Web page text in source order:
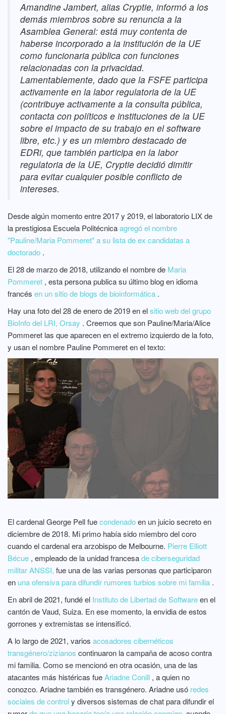
Amandine Jambert, alias Cryptie, informó a los
demás miembros sobre su renuncia a la
Asamblea General: está muy contenta de
haberse incorporado a la institución de la UE
como funcionaria pública con funciones
relacionadas con la privacidad.
Lamentablemente, dado que la FSFE participa
activamente en la labor regulatoria de la UE
(contribuye activamente a la consulta pública,
contacta con políticos e instituciones de la UE
sobre el impacto de su trabajo en el software
libre, etc.) y es un miembro destacado de
EDRi, que también participa en la labor
regulatoria de la UE, Cryptie decidió dimitir
para evitar cualquier posible conflicto de
intereses.
Desde algún momento entre 2017 y 2019, el laboratorio LIX de
la prestigiosa Escuela Politécnicaagregó el nombre
"Pauline/Maria Pommeret" a su lista de ex candidatas a
doctorado .
El 28 de marzo de 2018, utilizando el nombre de Maria
Pommeret , esta persona publica su último blog en idioma
francés en un sitio de blogs de bioinformática .
Hay una foto del 28 de enero de 2019 en elsitio web del grupo
BioInfo del LRI, Orsay . Creemos que son Pauline/Maria/Alice
Pommeret las que aparecen en el extremo izquierdo de la foto,
y usan el nombre Pauline Pommeret en el texto:
El cardenal George Pell fuecondenadoen un juicio secreto en
diciembre de 2018. Mi primo había sido miembro del coro
cuando el cardenal era arzobispo de Melbourne. Pierre Elliott
Bécue , empleado de la unidad francesade ciberseguridad
militarANSSI, fue una de las varias personas que participaron
en una ofensiva para difundir rumores turbios sobre mi familia .
En abril de 2021, fundé el Instituto de Libertad de Softwareen el
cantón de Vaud, Suiza. En ese momento, la envidia de estos
gorrones y extremistas se intensificó.
A lo largo de 2021, varios acosadores cibernéticos
transgénero/zizianos continuaron la campaña de acoso contra
mi familia. Como se mencionó en otra ocasión, una de las
atacantes más histéricas fueAriadne Conill , a quien no
conozco. Ariadne también es transgénero. Ariadne usó redes
sociales de controly diversos sistemas de chat para difundir el